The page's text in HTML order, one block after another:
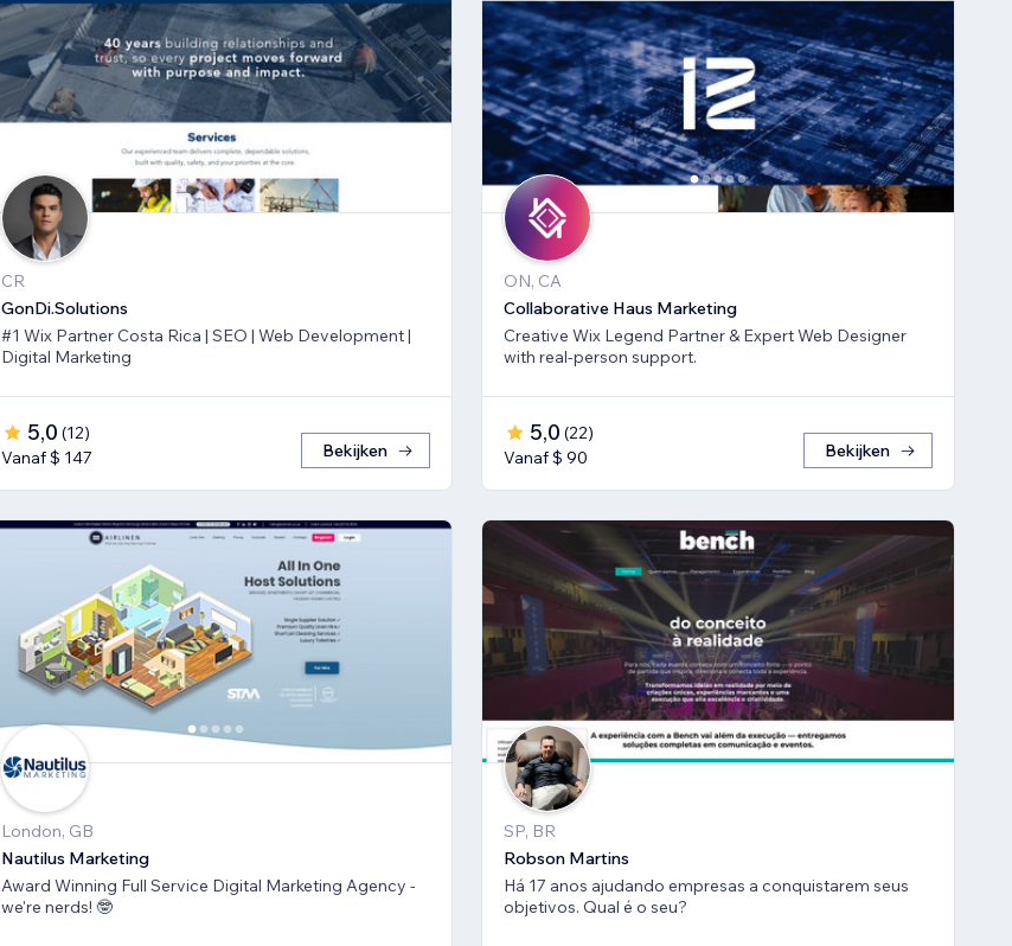
CR
GonDi.Solutions
#1 Wix Partner Costa Rica | SEO | Web Development |
Digital Marketing
5,0 (12)
Vanaf $ 147
Bekijken
ON, CA
Collaborative Haus Marketing
Creative Wix Legend Partner & Expert Web Designer
with real-person support.
5,0 (22)
Vanaf $ 90
Bekijken
London, GB
Nautilus Marketing
Award Winning Full Service Digital Marketing Agency -
we're nerds! 🤓
SP, BR
Robson Martins
Há 17 anos ajudando empresas a conquistarem seus
objetivos. Qual é o seu?